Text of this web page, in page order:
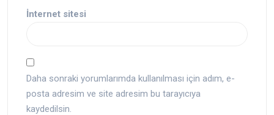
İnternet sitesi
Daha sonraki yorumlarımda kullanılması için adım, e-
posta adresim ve site adresim bu tarayıcıya
kaydedilsin.